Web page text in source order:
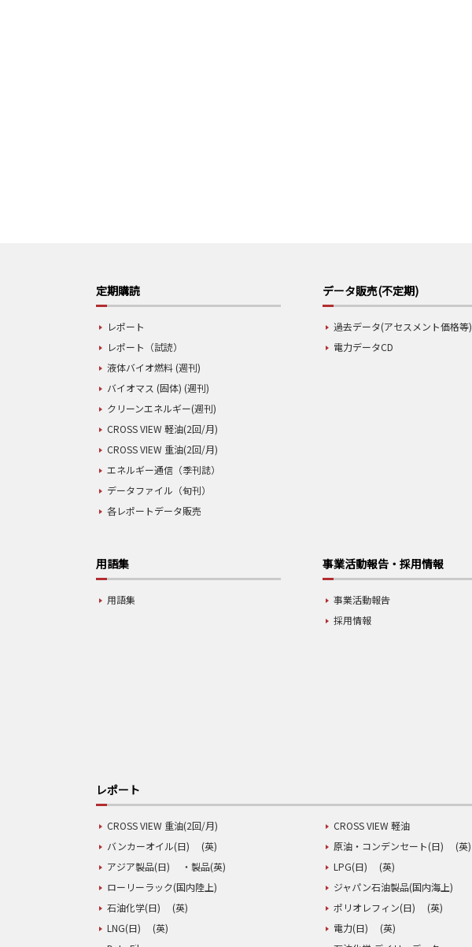
定期購読
レポート
レポート（試読）
液体バイオ燃料 (週刊)
バイオマス (固体) (週刊)
クリーンエネルギー(週刊)
CROSS VIEW 軽油(2回/月)
CROSS VIEW 重油(2回/月)
エネルギー通信（季刊誌）
データファイル（旬刊）
各レポートデータ販売
データ販売(不定期)
過去データ(アセスメント価格等)
電力データCD
用語集
用語集
事業活動報告・採用情報
事業活動報告
採用情報
レポート
CROSS VIEW 重油(2回/月)
CROSS VIEW 軽油
バンカーオイル(日)
(英) 原油・コンデンセート(日)
(英)
アジア製品(日)
・製品(英) LPG(日)
(英)
ローリーラック(国内陸上)
ジャパン石油製品(国内海上)
石油化学(日)
(英) ポリオレフィン(日)
(英)
LNG(日)
(英) 電力(日)
(英)